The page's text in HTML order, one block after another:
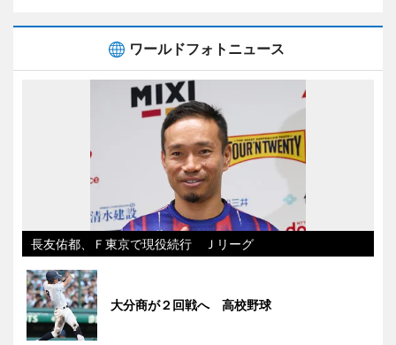
ワールドフォトニュース
長友佑都、Ｆ東京で現役続行 Ｊリーグ
大分商が２回戦へ 高校野球